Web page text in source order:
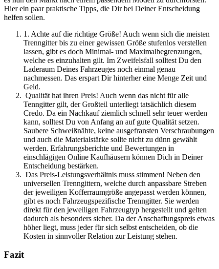
Hier ein paar praktische Tipps, die Dir bei Deiner Entscheidung
helfen sollen.
1. Achte auf die richtige Größe! Auch wenn sich die meisten
Trenngitter bis zu einer gewissen Größe stufenlos verstellen
lassen, gibt es doch Minimal- und Maximalbegrenzungen,
welche es einzuhalten gilt. Im Zweifelsfall solltest Du den
Laderaum Deines Fahrzeuges noch einmal genau
nachmessen. Das erspart Dir hinterher eine Menge Zeit und
Geld.
Qualität hat ihren Preis! Auch wenn das nicht für alle
Tenngitter gilt, der Großteil unterliegt tatsächlich diesem
Credo. Da ein Nachkauf ziemlich schnell sehr teuer werden
kann, solltest Du von Anfang an auf gute Qualität setzen.
Saubere Schweißnähte, keine ausgefransten Verschraubungen
und auch die Materialstärke sollte nicht zu dünn gewählt
werden. Erfahrungsberichte und Bewertungen in
einschlägigen Online Kaufhäusern können Dich in Deiner
Entscheidung bestärken.
Das Preis-Leistungsverhältnis muss stimmen! Neben den
universellen Trenngittern, welche durch anpassbare Streben
der jeweiligen Kofferraumgröße angepasst werden können,
gibt es noch Fahrzeugspezifische Trenngitter. Sie werden
direkt für den jeweiligen Fahrzeugtyp hergestellt und gelten
dadurch als besonders sicher. Da der Anschaffungspreis etwas
höher liegt, muss jeder für sich selbst entscheiden, ob die
Kosten in sinnvoller Relation zur Leistung stehen.
Fazit